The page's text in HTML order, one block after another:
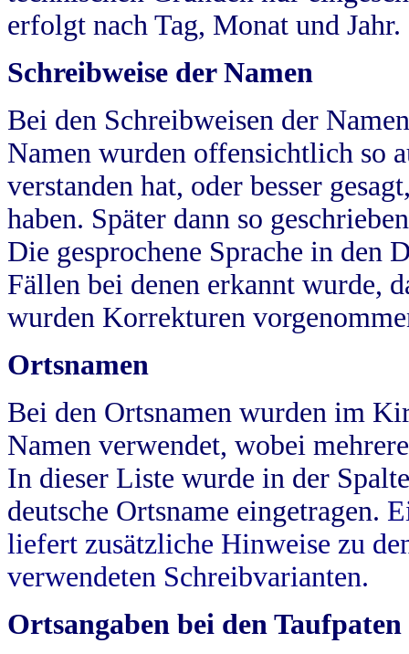
erfolgt nach Tag, Monat und Jahr.
Schreibweise der Namen
Bei den Schreibweisen der
Namen wurden offensichtlich so
verstanden hat, oder besser
haben. Später dann so
Die gesprochene Sprache in
Fällen bei denen erkannt wurde,
wurden Korrekturen
Ortsnamen
Bei den Ortsnamen wurden im
Namen verwendet, wobei
In dieser Liste wurde in der
deutsche Ortsname eingetragen.
liefert zusätzliche Hinweise zu
verwendeten Schreibvarianten.
Ortsangaben bei den Taufpaten